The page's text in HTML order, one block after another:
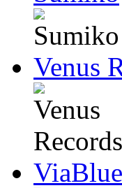
Venus
ViaBlue